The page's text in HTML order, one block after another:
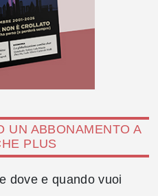
UN ABBONAMENTO A
PLUS
dove e quando vuoi